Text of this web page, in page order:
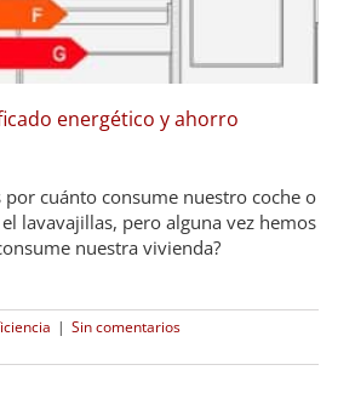
energético y ahorro
cuánto consume nuestro coche o
lavavajillas, pero alguna vez hemos
nuestra vivienda?
| Sin comentarios